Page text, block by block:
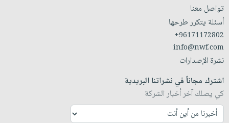
تواصل معنا
أسئلة يتكرر طرحها
+96171172802
info@nwf.com
نشرة الإصدارات
اشترك مجاناً في نشراتنا البريدية
كي يصلك آخر أخبار الشركة